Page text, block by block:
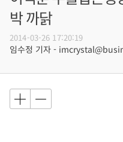
박 까닭
2014-03-26 17:20:19
임수정 기자 -